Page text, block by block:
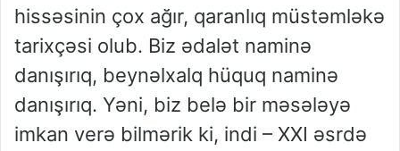
hissəsinin çox ağır, qaranlıq müstəmləkə
tarixçəsi olub. Biz ədalət naminə
danışırıq, beynəlxalq hüquq naminə
danışırıq. Yəni, biz belə bir məsələyə
imkan verə bilmərik ki, indi – XXI əsrdə